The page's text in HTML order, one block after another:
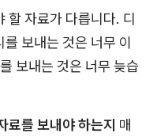
할 자료가 다릅니다. 디
보내는 것은 너무 이
보내는 것은 너무 늦습
료를 보내야 하는지 매